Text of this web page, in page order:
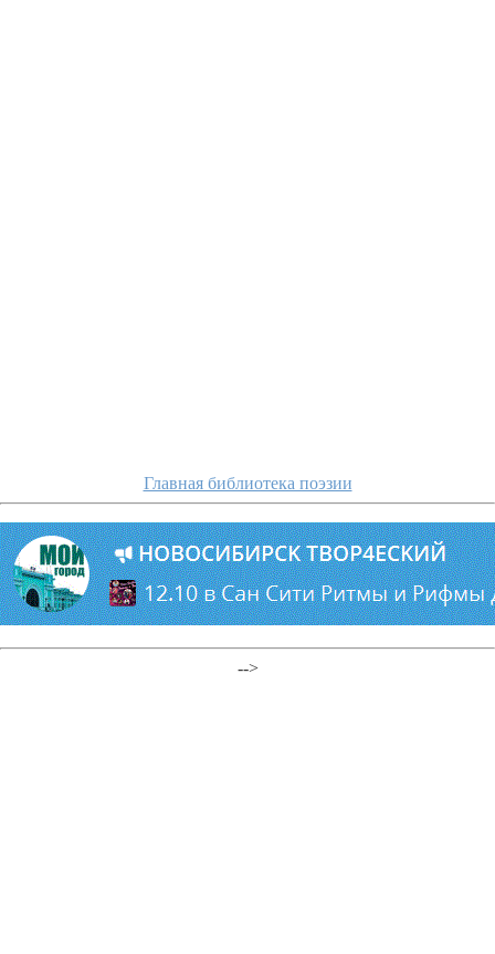
Главная библиотека поэзии
-->